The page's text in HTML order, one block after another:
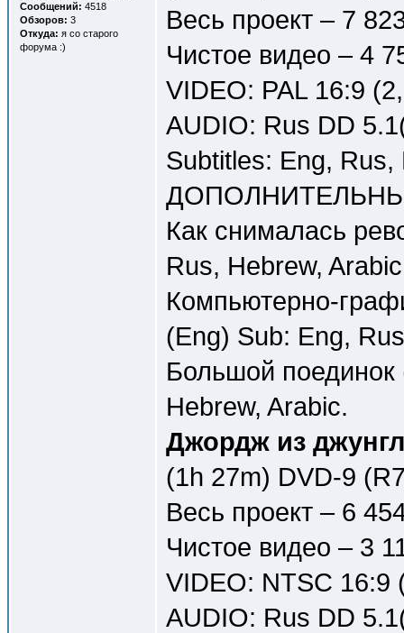
Сообщений: 4518
Обзоров: 3
Откуда: я со старого
форума :)
Весь проект – 7
Чистое видео – 4
VIDEO: PAL 16:9
AUDIO: Rus DD
Subtitles: Eng, Rus,
Как снималась
Rus, Hebrew,
Компьютерно-
(Eng) Sub: Eng,
Большой
Hebrew, Arabic.
Джордж из
(1h 27m) DVD-9
Весь проект – 6
Чистое видео – 3
VIDEO: NTSC 16:9
AUDIO: Rus DD